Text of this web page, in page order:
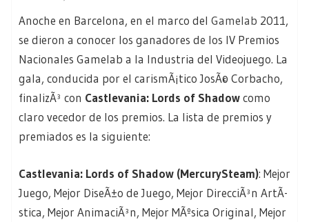
Anoche en Barcelona, en el marco del Gamelab 2011,
se dieron a conocer los ganadores de los IV Premios
Nacionales Gamelab a la Industria del Videojuego. La
gala, conducida por el carismÃ¡tico JosÃ© Corbacho,
finalizÃ³ con Castlevania: Lords of Shadowcomo
claro vecedor de los premios. La lista de premios y
premiados es la siguiente:
Castlevania: Lords of Shadow (MercurySteam): Mejor
Juego, Mejor DiseÃ±o de Juego, Mejor DirecciÃ³n ArtÃ­
stica, Mejor AnimaciÃ³n, Mejor MÃºsica Original, Mejor